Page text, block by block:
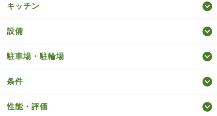
キッチン
設備
駐車場・駐輪場
条件
性能・評価